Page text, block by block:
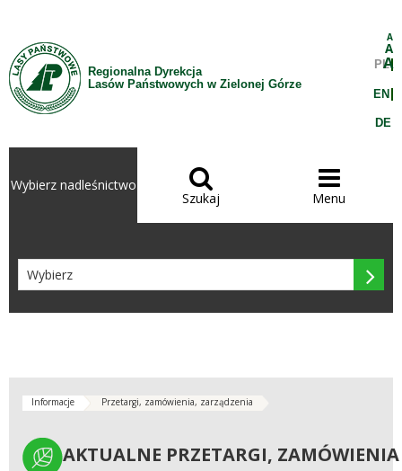
Regionalna Dyrekcja
Lasów Państwowych w Zielonej Górze
A
A
A
PL
EN
DE
Wybierz nadleśnictwo 
Szukaj

Menu

Informacje Przetargi, zamówienia, zarządzenia
AKTUALNE PRZETARGI,
AKTUALNE PRZETARGI, ZAMÓWIENIA